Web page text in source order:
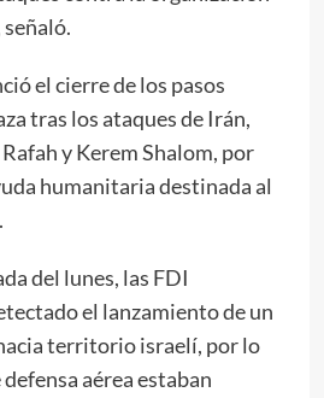
el cierre de los pasos
tras los ataques de Irán,
y Kerem Shalom, por
humanitaria destinada al
del lunes, las FDI
el lanzamiento de un
territorio israelí, por lo
aérea estaban